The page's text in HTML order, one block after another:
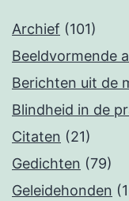
Archief (101)
Beeldvormende
Berichten uit de
Blindheid in de
Citaten (21)
Gedichten (79)
Geleidehonden